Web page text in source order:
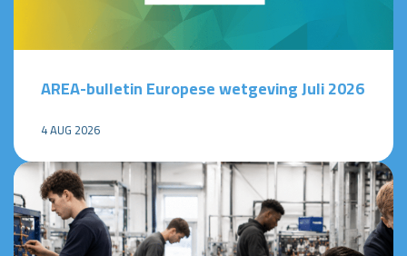
AREA-bulletin Europese wetgeving Juli 2026
4 AUG 2026